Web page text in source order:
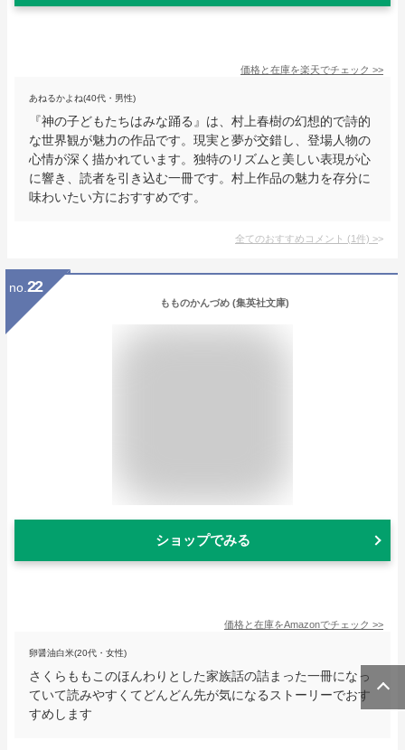
価格と在庫を楽天でチェック >>
あねるかよね(40代・男性)
『神の子どもたちはみな踊る』は、村上春樹の幻想的で詩的
な世界観が魅力の作品です。現実と夢が交錯し、登場人物の
心情が深く描かれています。独特のリズムと美しい表現が心
に響き、読者を引き込む一冊です。村上作品の魅力を存分に
味わいたい方におすすめです。
全てのおすすめコメント (1件) >
no. 22
もものかんづめ (集英社文庫)
ショップでみる
価格と在庫をAmazonでチェック >>
卵醤油白米(20代・女性)
さくらももこのほんわりとした家族話の詰まった一冊になっ
ていて読みやすくてどんどん先が気になるストーリーでおす
すめします